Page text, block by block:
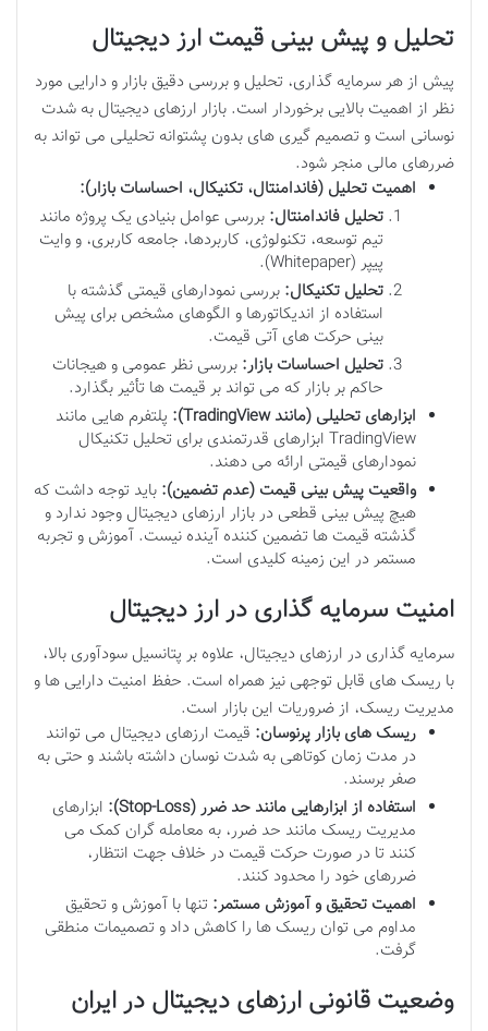
تحلیل و پیش بینی قیمت ارز دیجیتال
پیش از هر سرمایه گذاری، تحلیل و بررسی دقیق بازار و دارایی مورد
نظر از اهمیت بالایی برخوردار است. بازار ارزهای دیجیتال به شدت
نوسانی است و تصمیم گیری های بدون پشتوانه تحلیلی می تواند به
ضررهای مالی منجر شود.
اهمیت تحلیل (فاندامنتال، تکنیکال، احساسات بازار):
تحلیل فاندامنتال: بررسی عوامل بنیادی یک پروژه مانند
تیم توسعه، تکنولوژی، کاربردها، جامعه کاربری، و وایت
پیپر (Whitepaper).
تحلیل تکنیکال: بررسی نمودارهای قیمتی گذشته با
استفاده از اندیکاتورها و الگوهای مشخص برای پیش
بینی حرکت های آتی قیمت.
تحلیل احساسات بازار: بررسی نظر عمومی و هیجانات
حاکم بر بازار که می تواند بر قیمت ها تأثیر بگذارد.
ابزارهای تحلیلی (مانند TradingView):
پلتفرم هایی مانند
TradingView ابزارهای قدرتمندی برای تحلیل تکنیکال
نمودارهای قیمتی ارائه می دهند.
واقعیت پیش بینی قیمت (عدم تضمین): باید توجه داشت که
هیچ پیش بینی قطعی در بازار ارزهای دیجیتال وجود ندارد و
گذشته قیمت ها تضمین کننده آینده نیست. آموزش و تجربه
مستمر در این زمینه کلیدی است.
امنیت سرمایه گذاری در ارز دیجیتال
سرمایه گذاری در ارزهای دیجیتال، علاوه بر پتانسیل سودآوری بالا،
با ریسک های قابل توجهی نیز همراه است. حفظ امنیت دارایی ها و
مدیریت ریسک، از ضروریات این بازار است.
ریسک های بازار پرنوسان: قیمت ارزهای دیجیتال می توانند
در مدت زمان کوتاهی به شدت نوسان داشته باشند و حتی به
صفر برسند.
استفاده از ابزارهایی مانند حد ضرر (Stop-Loss):
ابزارهای
مدیریت ریسک مانند حد ضرر، به معامله گران کمک می
کنند تا در صورت حرکت قیمت در خلاف جهت انتظار،
ضررهای خود را محدود کنند.
اهمیت تحقیق و آموزش مستمر: تنها با آموزش و تحقیق
مداوم می توان ریسک ها را کاهش داد و تصمیمات منطقی
گرفت.
وضعیت قانونی ارزهای دیجیتال در ایران